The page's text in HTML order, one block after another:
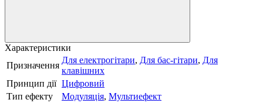
Характеристики
Призначення
Для електрогітари, Для бас-гітари, Для
клавішних
Принцип дії Цифровий
Тип ефекту
Модуляція, Мультиефект